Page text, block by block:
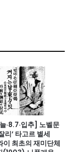
·8.7·입추] 노벨문
리’ 타고르 별세
이 최초의 재미단체